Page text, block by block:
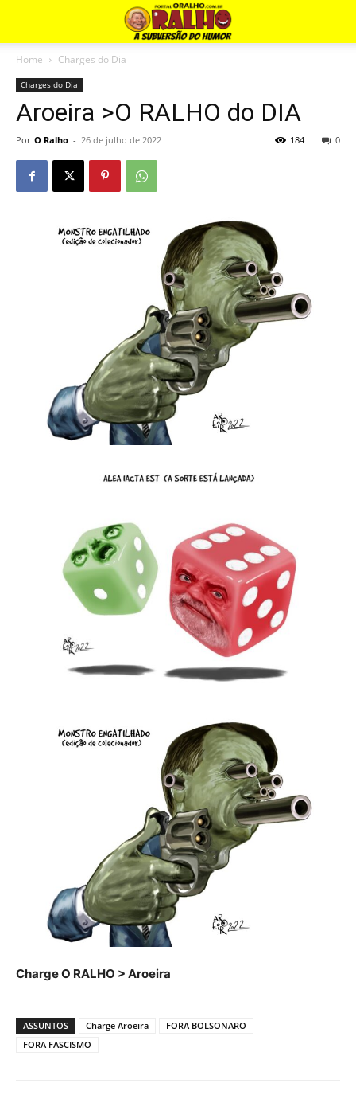
Home Charges do Dia
Charges do Dia
Aroeira >O RALHO do DIA
Por O Ralho - 26 de julho de 2022 0
184
Charge O RALHO > Aroeira
ASSUNTOS Charge Aroeira
FORA BOLSONARO
FORA FASCISMO